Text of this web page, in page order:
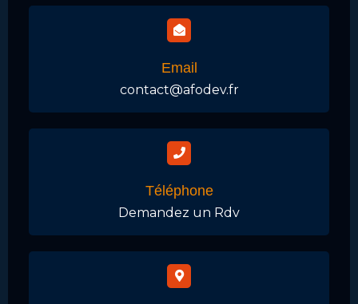
Email
contact@afodev.fr
Téléphone
Demandez un Rdv